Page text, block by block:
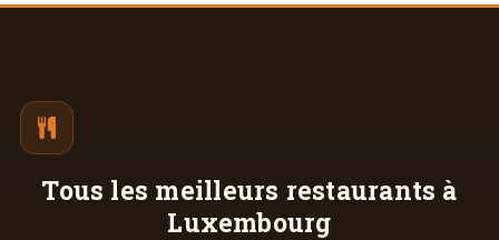
Tous les meilleurs restaurants à
Luxembourg